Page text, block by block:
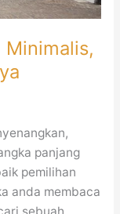
Minimalis,
panjang
pemilihan
anda membaca